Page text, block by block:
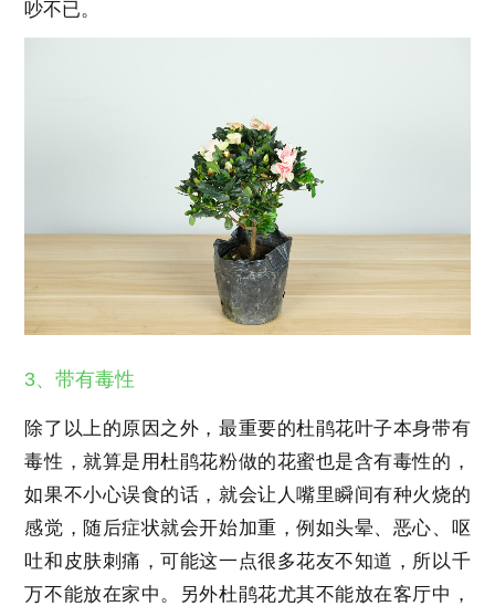
吵不已。
3、带有毒性
除了以上的原因之外，最重要的杜鹃花叶子本身带有
毒性，就算是用杜鹃花粉做的花蜜也是含有毒性的，
如果不小心误食的话，就会让人嘴里瞬间有种火烧的
感觉，随后症状就会开始加重，例如头晕、恶心、呕
吐和皮肤刺痛，可能这一点很多花友不知道，所以千
万不能放在家中。另外杜鹃花尤其不能放在客厅中，